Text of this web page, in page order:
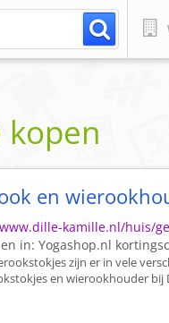
en
kamille.nl/huis/
in:Yogashop.nl
zijn er in vele
en wierookhouder bij